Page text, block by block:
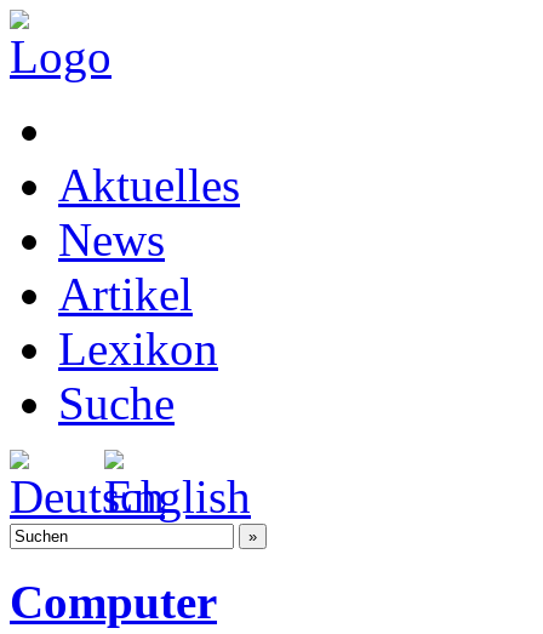
Aktuelles
News
Artikel
Lexikon
Suche
Computer